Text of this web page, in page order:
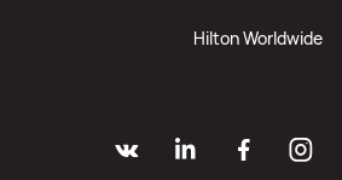
Hilton Worldwide